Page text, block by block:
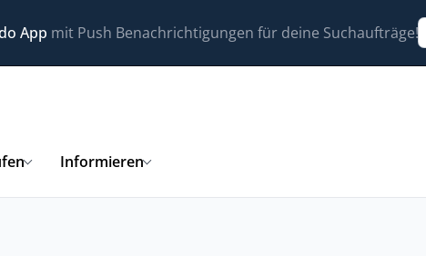
App mit Push Benachrichtigungen für deine Suchaufträge!
Informieren